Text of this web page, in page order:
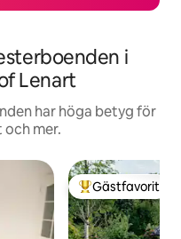
i
Lenart
har höga betyg för
mer.
Populär
Gästfavorit